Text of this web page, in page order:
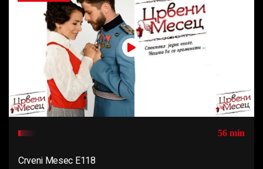
56 min
Crveni Mesec E118